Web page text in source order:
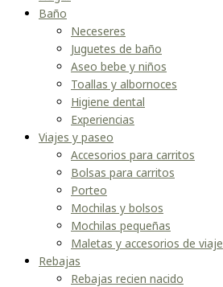
Baño
Neceseres
Juguetes de baño
Aseo bebe y niños
Toallas y albornoces
Higiene dental
Experiencias
Viajes y paseo
Accesorios para carritos
Bolsas para carritos
Porteo
Mochilas y bolsos
Mochilas pequeñas
Maletas y accesorios de viaje
Rebajas
Rebajas recien nacido